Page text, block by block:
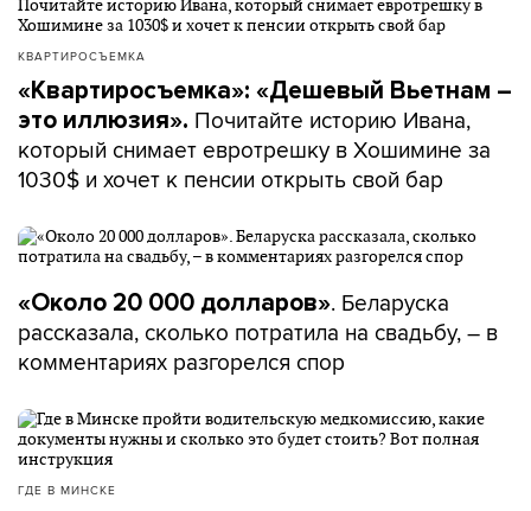
КВАРТИРОСЪЕМКА
«Квартиросъемка»: «Дешевый Вьетнам –
это иллюзия». Почитайте историю Ивана,
который снимает евротрешку в Хошимине за
1030$ и хочет к пенсии открыть свой бар
«Около 20 000 долларов». Беларуска
рассказала, сколько потратила на свадьбу, – в
комментариях разгорелся спор
ГДЕ В МИНСКЕ